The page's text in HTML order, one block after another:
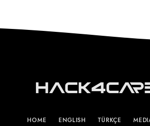
HOME ENGLISH TÜRKÇE